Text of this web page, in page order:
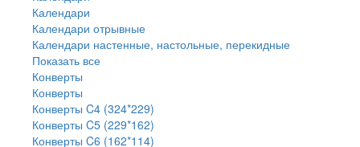
Календари
Календари отрывные
Календари настенные, настольные, перекидные
Показать все
Конверты
Конверты
Конверты C4 (324*229)
Конверты C5 (229*162)
Конверты C6 (162*114)